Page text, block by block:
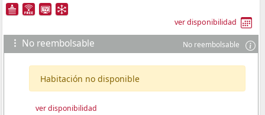
ver disponibilidad
No reembolsable No reembolsable
Habitación no disponible
ver disponibilidad